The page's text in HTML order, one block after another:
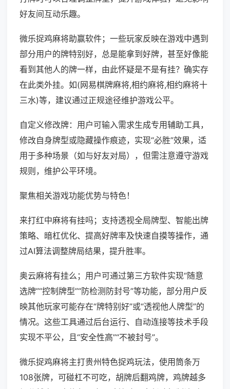
好友间互动乐趣。
微乐捉鸡麻将助赢软件；一些玩家反映在游戏中遇到
部分用户的牌特别好，总是能拿到好牌，甚至好像能
看到其他人的牌一样，由此怀疑是不是有挂？确实存
在此类外挂。如(网易棋牌麻将,相约麻将,相约麻将十
三水)等，建议通过正规途径维护游戏公平。
自定义修改牌：用户可输入需求生成专用辅助工具，
修改自身牌型或隐藏操作痕迹，实现“必胜”效果，适
用于多种场景（如与好友对局），但需注意遵守游戏
规则，维护公平环境。
聚焦相关游戏功能优势与特色！
来打红中麻将有挂吗；支持透视全局牌型、智能出牌
策略、暗杠优化、提高好牌率及快速自摸等操作，通
过AI算法调整牌局结果，提升胜率。
奥云麻将有挂么；用户可通过第三方软件实现“随意
选牌”“控制牌型”“防检测防封号”等功能，部分用户反
映其他玩家可能存在“牌特别好”或“透视他人牌型”的
情况。这些工具通过后台运行、自动连接等技术手段
实现不平公，且“安全性高”“不被封号”。
微乐捉鸡麻将主打贵州特色捉鸡玩法，使用筒条万
108张牌，可碰杠不可吃，胡牌后翻鸡牌，鸡牌越多